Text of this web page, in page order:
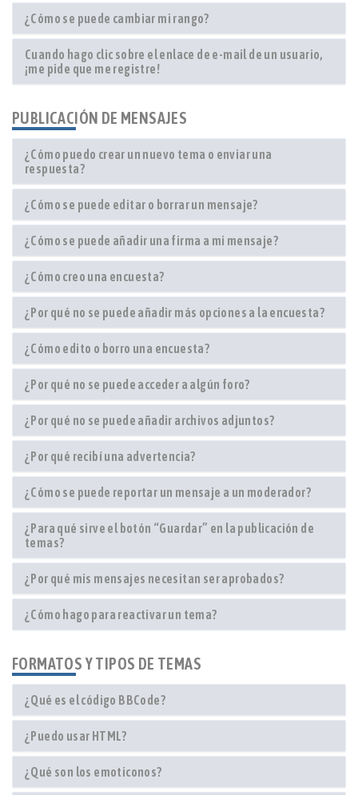
¿Cómo se puede cambiar mi rango?
Cuando hago clic sobre el enlace de e-mail de un usuario,
¡me pide que me registre!
PUBLICACIÓN DE MENSAJES
¿Cómo puedo crear un nuevo tema o enviar una
respuesta?
¿Cómo se puede editar o borrar un mensaje?
¿Cómo se puede añadir una firma a mi mensaje?
¿Cómo creo una encuesta?
¿Por qué no se puede añadir más opciones a la encuesta?
¿Cómo edito o borro una encuesta?
¿Por qué no se puede acceder a algún foro?
¿Por qué no se puede añadir archivos adjuntos?
¿Por qué recibí una advertencia?
¿Cómo se puede reportar un mensaje a un moderador?
¿Para qué sirve el botón “Guardar” en la publicación de
temas?
¿Por qué mis mensajes necesitan ser aprobados?
¿Cómo hago para reactivar un tema?
FORMATOS Y TIPOS DE TEMAS
¿Qué es el código BBCode?
¿Puedo usar HTML?
¿Qué son los emoticonos?